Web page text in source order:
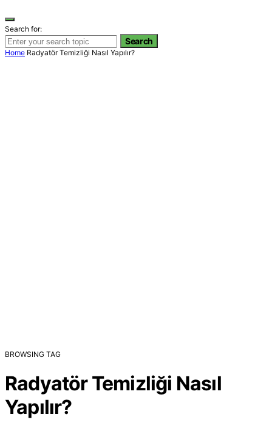
Search for:
Search
Home Radyatör Temizliği Nasıl Yapılır?
BROWSING TAG
Radyatör Temizliği Nasıl
Yapılır?